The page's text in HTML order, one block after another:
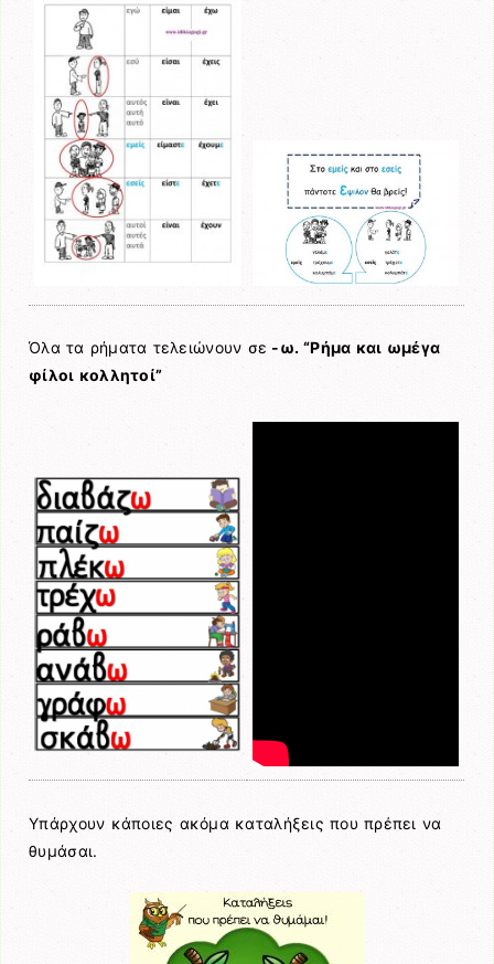
Όλα τα ρήματα τελειώνουν σε -ω. “Ρήμα και ωμέγα
φίλοι κολλητοί”
Υπάρχουν κάποιες ακόμα καταλήξεις που πρέπει να
θυμάσαι.